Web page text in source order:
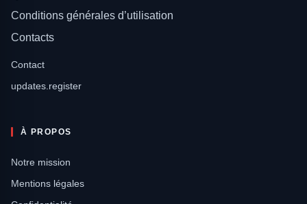
Conditions générales d’utilisation
Contacts
Contact
updates.register
À PROPOS
Notre mission
Mentions légales